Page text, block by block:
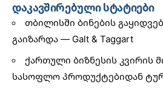
დაკავშირებული სტატიები
თბილისში ბინების
გაიზარდა — Galt & Taggart
ქართული ბიზნესის კვირის
სასოფლო პროდუქტებიდან